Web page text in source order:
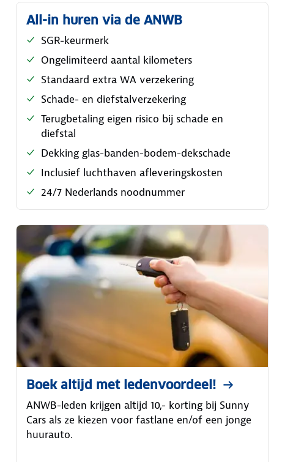
All-in huren via de ANWB
SGR-keurmerk
Ongelimiteerd aantal kilometers
Standaard extra WA verzekering
Schade- en diefstalverzekering
Terugbetaling eigen risico bij schade en
diefstal
Dekking glas-banden-bodem-dekschade
Inclusief luchthaven afleveringskosten
24/7 Nederlands noodnummer
Boek altijd met ledenvoordeel!
ANWB-leden krijgen altijd 10,- korting bij Sunny
Cars als ze kiezen voor fastlane en/of een jonge
huurauto.